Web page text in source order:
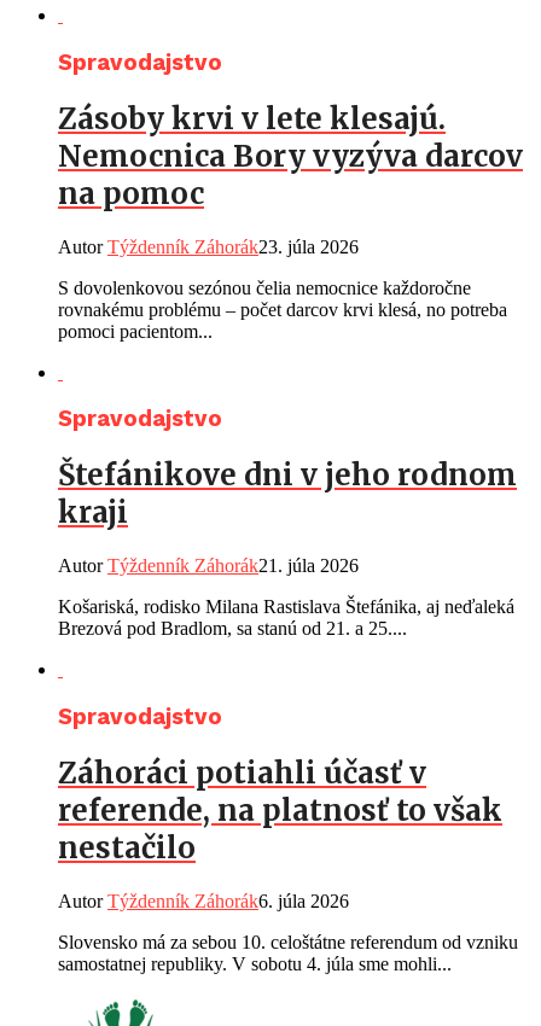
Spravodajstvo
Zásoby krvi v lete klesajú.
Nemocnica Bory vyzýva darcov
na pomoc
AutorTýždenník Záhorák23. júla 2026
S dovolenkovou sezónou čelia nemocnice každoročne
rovnakému problému – počet darcov krvi klesá, no potreba
pomoci pacientom...
Spravodajstvo
Štefánikove dni v jeho rodnom
kraji
AutorTýždenník Záhorák21. júla 2026
Košariská, rodisko Milana Rastislava Štefánika, aj neďaleká
Brezová pod Bradlom, sa stanú od 21. a 25....
Spravodajstvo
Záhoráci potiahli účasť v
referende, na platnosť to však
nestačilo
AutorTýždenník Záhorák6. júla 2026
Slovensko má za sebou 10. celoštátne referendum od vzniku
samostatnej republiky. V sobotu 4. júla sme mohli...